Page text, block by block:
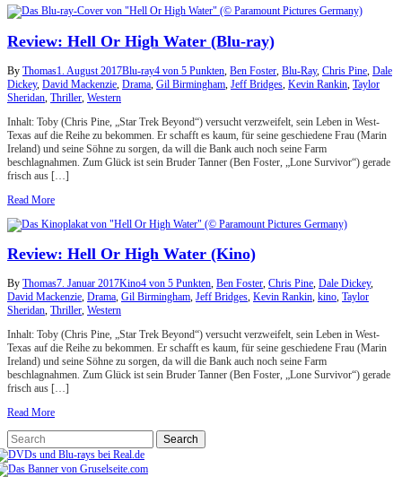
Review: Hell Or High Water (Blu-ray)
By Thomas1. August 2017Blu-ray4 von 5 Punkten Ben Foster Blu-Ray, Chris Pine Dale
Dickey, David Mackenzie Drama Gil Birmingham Jeff Bridges Kevin Rankin Taylor
Sheridan Thriller Western
Inhalt: Toby (Chris Pine, „Star Trek Beyond“) versucht verzweifelt, sein Leben in West-
Texas auf die Reihe zu bekommen. Er schafft es kaum, für seine geschiedene Frau (Marin
Ireland) und seine Söhne zu sorgen, da will die Bank auch noch seine Farm
beschlagnahmen. Zum Glück ist sein Bruder Tanner (Ben Foster, „Lone Survivor“) gerade
frisch aus […]
Read More
Review: Hell Or High Water (Kino)
By Thomas7. Januar 2017Kino4 von 5 Punkten, Ben Foster, Chris Pine, Dale Dickey,
David Mackenzie, Drama, Gil Birmingham, Jeff Bridges, Kevin Rankin, kino, Taylor
Sheridan, Thriller, Western
Inhalt: Toby (Chris Pine, „Star Trek Beyond“) versucht verzweifelt, sein Leben in West-
Texas auf die Reihe zu bekommen. Er schafft es kaum, für seine geschiedene Frau (Marin
Ireland) und seine Söhne zu sorgen, da will die Bank auch noch seine Farm
beschlagnahmen. Zum Glück ist sein Bruder Tanner (Ben Foster, „Lone Survivor“) gerade
frisch aus […]
Read More